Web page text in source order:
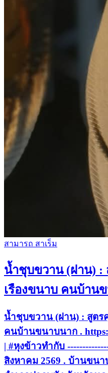
สามารถ สาเร็ม
น้ำชุบขวาน (ฝาน)
เรืองขนาบ คนบ้าน
น้ำชุบขวาน (ฝาน) : สูต
คนบ้านขนาบนาก .
| #หุงข้าวทำกับ
สิงหาคม 2569 . บ้านขน